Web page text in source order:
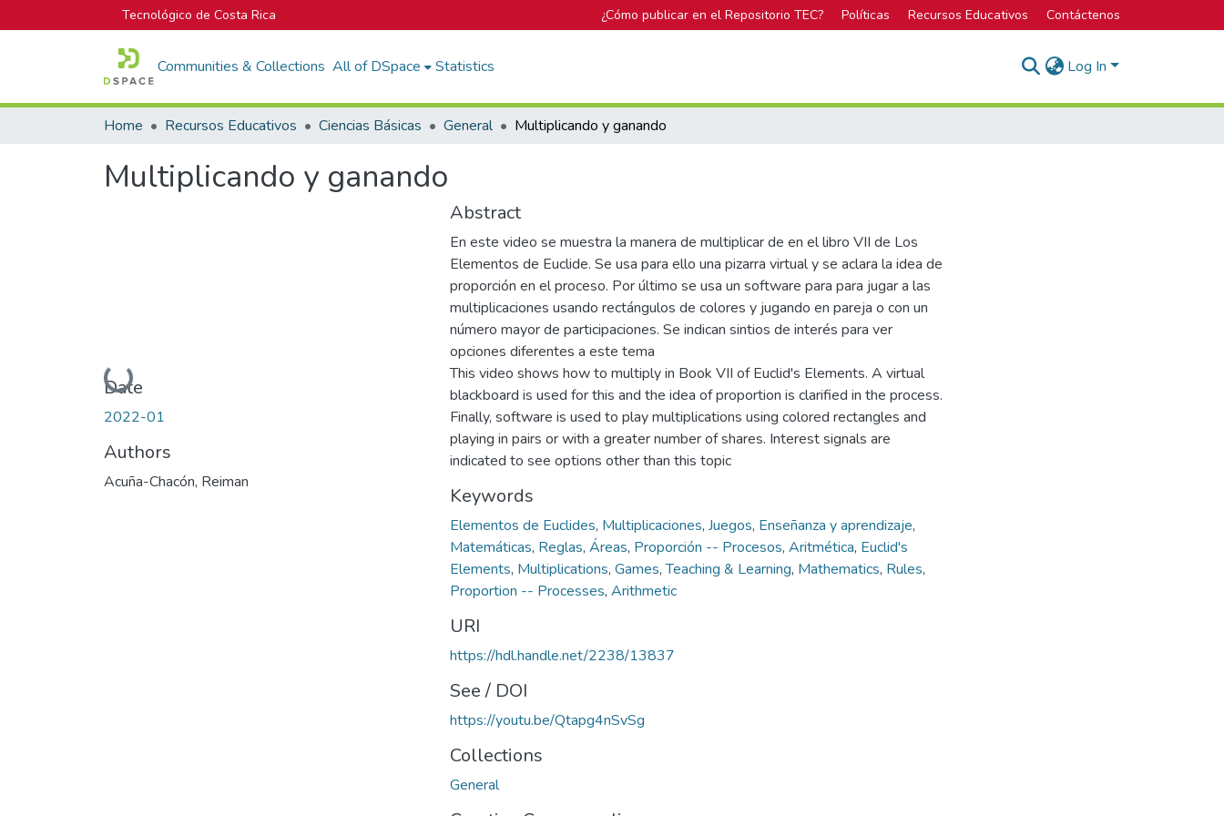
Tecnológico de Costa Rica ¿Cómo publicar en el Repositorio TEC? Políticas Recursos Educativos Contáctenos
Communities & Collections All of DSpace Statistics Log In
Home Recursos Educativos Ciencias Básicas General Multiplicando y ganando
Multiplicando y ganando
Loading...
Date
2022-01
Authors
Acuña-Chacón, Reiman
Abstract
En este video se muestra la manera de multiplicar de en el libro VII de Los
Elementos de Euclide. Se usa para ello una pizarra virtual y se aclara la idea de
proporción en el proceso. Por último se usa un software para para jugar a las
multiplicaciones usando rectángulos de colores y jugando en pareja o con un
número mayor de participaciones. Se indican sintios de interés para ver
opciones diferentes a este tema
This video shows how to multiply in Book VII of Euclid's Elements. A virtual
blackboard is used for this and the idea of ​​proportion is clarified in the process.
Finally, software is used to play multiplications using colored rectangles and
playing in pairs or with a greater number of shares. Interest signals are
indicated to see options other than this topic
Keywords
Elementos de Euclides, Multiplicaciones, Juegos, Enseñanza y aprendizaje,
Matemáticas, Reglas, Áreas, Proporción -- Procesos, Aritmética, Euclid's
Elements, Multiplications, Games,Teaching & Learning, Mathematics, Rules,
Proportion -- Processes, Arithmetic
URI
https://hdl.handle.net/2238/13837
See / DOI
https://youtu.be/Qtapg4nSvSg
Collections
General